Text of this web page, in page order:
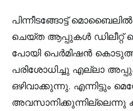
പിന്നീടങ്ങോട്ട്
ചെയ്ത ആപ്പുകൾ ഡിലീറ്റ്
പോയി പെർമിഷൻ
പരിശോധിച്ചു എല്ലാ
ഒഴിവാക്കുന്നു. എന്നിട്ടും
അവസാനിക്കുന്നില്ലെന്നു